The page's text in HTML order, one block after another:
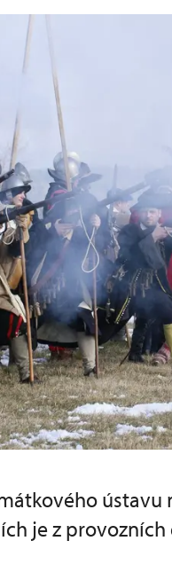
ústavu
je z